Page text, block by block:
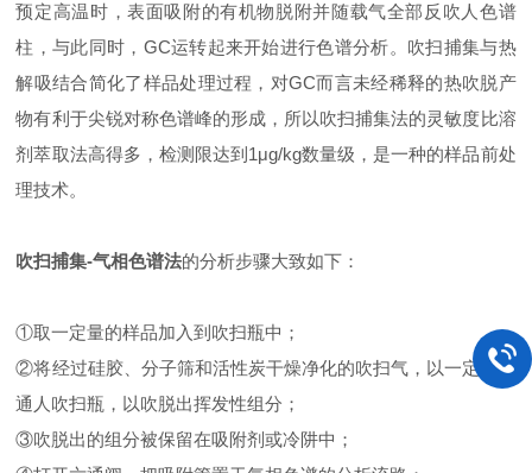
预定高温时，表面吸附的有机物脱附并随载气全部反吹人色谱
柱，与此同时，GC运转起来开始进行色谱分析。吹扫捕集与热
解吸结合简化了样品处理过程，对GC而言未经稀释的热吹脱产
物有利于尖锐对称色谱峰的形成，所以吹扫捕集法的灵敏度比溶
剂萃取法高得多，检测限达到1μg/kg数量级，是一种的样品前处
理技术。
吹扫捕集-气相色谱法的分析步骤大致如下：
①取一定量的样品加入到吹扫瓶中；
②将经过硅胶、分子筛和活性炭干燥净化的吹扫气，以一定流量
通人吹扫瓶，以吹脱出挥发性组分；
③吹脱出的组分被保留在吸附剂或冷阱中；